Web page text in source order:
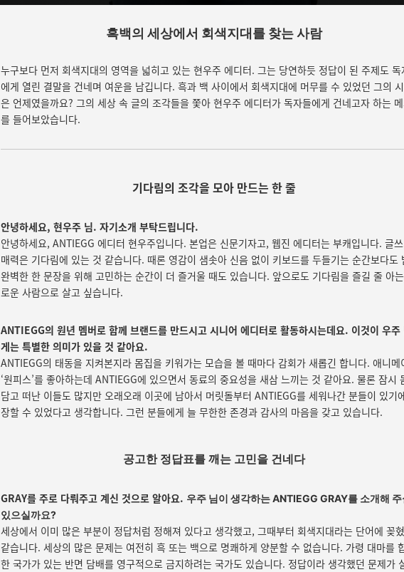
흑백의 세상에서 회색지대를 찾는 사람
누구보다 먼저 회색지대의 영역을 넓히고 있는 현우주 에디터. 그는 당연하듯 정답이 된 주제도 독
에게 열린 결말을 건네며 여운을 남깁니다. 흑과 백 사이에서 회색지대에 머무를 수 있었던 그의
은 언제였을까요? 그의 세상 속 글의 조각들을 쫓아 현우주 에디터가 독자들에게 건네고자 하는
를 들어보았습니다.
기다림의 조각을 모아 만드는 한 줄
안녕하세요, 현우주 님. 자기소개 부탁드립니다.
안녕하세요, ANTIEGG 에디터 현우주입니다. 본업은 신문기자고, 웹진 에디터는 부캐입니다. 글
매력은 기다림에 있는 것 같습니다. 때론 영감이 샘솟아 신음 없이 키보드를 두들기는 순간보다도
완벽한 한 문장을 위해 고민하는 순간이 더 즐거울 때도 있습니다. 앞으로도 기다림을 즐길 줄 아
로운 사람으로 살고 싶습니다.
ANTIEGG의 원년 멤버로 함께 브랜드를 만드시고 시니어 에디터로 활동하시는데요. 이것이 우주
게는 특별한 의미가 있을 것 같아요.
ANTIEGG의 태동을 지켜본지라 몸집을 키워가는 모습을 볼 때마다 감회가 새롭긴 합니다. 애니메
‘원피스’를 좋아하는데 ANTIEGG에 있으면서 동료의 중요성을 새삼 느끼는 것 같아요. 물론 잠시
담고 떠난 이들도 많지만 오래오래 이곳에 남아서 머릿돌부터 ANTIEGG를 세워나간 분들이 있기
장할 수 있었다고 생각합니다. 그런 분들에게 늘 무한한 존경과 감사의 마음을 갖고 있습니다.
공고한 정답표를 깨는 고민을 건네다
GRAY를 주로 다뤄주고 계신 것으로 알아요. 우주 님이 생각하는 ANTIEGG GRAY를 소개해 주
있으실까요?
세상에서 이미 많은 부분이 정답처럼 정해져 있다고 생각했고, 그때부터 회색지대라는 단어에 꽂
같습니다. 세상의 많은 문제는 여전히 흑 또는 백으로 명쾌하게 양분할 수 없습니다. 가령 대마를
한 국가가 있는 반면 담배를 영구적으로 금지하려는 국가도 있습니다. 정답이라 생각했던 문제가